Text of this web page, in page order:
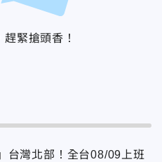
緊搶頭香！
台灣北部！全台08/09上班